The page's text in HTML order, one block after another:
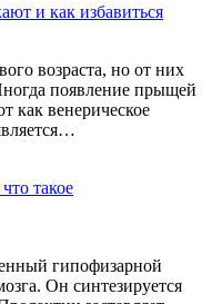
и как избавиться
возраста, но от них
появление прыщей
как венерическое
такое
гипофизарной
Он синтезируется